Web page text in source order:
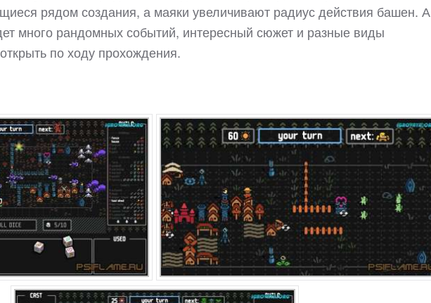
рядом создания, а маяки увеличивают радиус действия башен. А
много рандомных событий, интересный сюжет и разные виды
по ходу прохождения.